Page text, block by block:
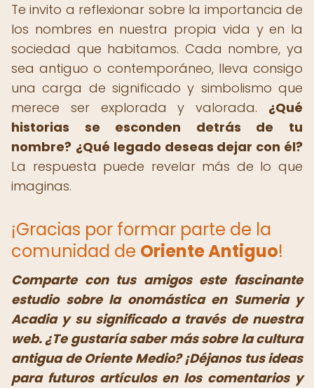
Te invito a reflexionar sobre la importancia de
los nombres en nuestra propia vida y en la
sociedad que habitamos. Cada nombre, ya
sea antiguo o contemporáneo, lleva consigo
una carga de significado y simbolismo que
merece ser explorada y valorada. ¿Qué
historias se esconden detrás de tu
nombre? ¿Qué legado deseas dejar con él?
La respuesta puede revelar más de lo que
imaginas.
¡Gracias por formar parte de la
comunidad de Oriente Antiguo!
Comparte con tus amigos este fascinante
estudio sobre la onomástica en Sumeria y
Acadia y su significado a través de nuestra
web. ¿Te gustaría saber más sobre la cultura
antigua de Oriente Medio? ¡Déjanos tus ideas
para futuros artículos en los comentarios y